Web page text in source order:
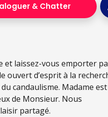
& Chatter
et laissez-vous emporter
ouvert d’esprit à la
candaulisme. Madame
de Monsieur. Nous
partagé.